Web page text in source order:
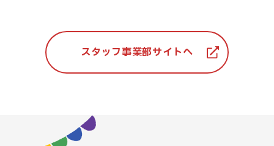
スタッフ事業部サイトへ